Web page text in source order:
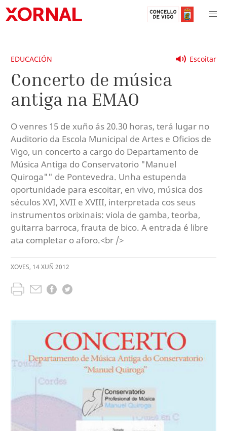
Escoitar
EDUCACIÓN
Concerto de música
antiga na EMAO
O venres 15 de xuño ás 20.30 horas, terá lugar no
Auditorio da Escola Municipal de Artes e Oficios de
Vigo, un concerto a cargo do Departamento de
Música Antiga do Conservatorio "Manuel
Quiroga"" de Pontevedra. Unha estupenda
oportunidade para escoitar, en vivo, música dos
séculos XVI, XVII e XVIII, interpretada cos seus
instrumentos orixinais: viola de gamba, teorba,
guitarra barroca, frauta de bico. A entrada é libre
ata completar o aforo.<br />
XOVES, 14XUÑ 2012